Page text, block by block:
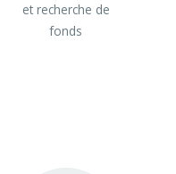
et recherche de
fonds